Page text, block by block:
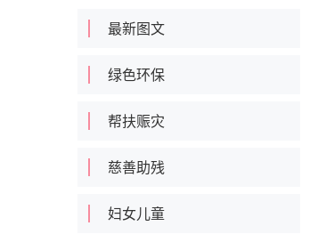
最新图文
绿色环保
帮扶赈灾
慈善助残
妇女儿童